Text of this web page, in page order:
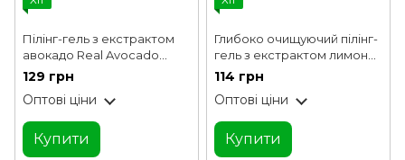
Пілінг-гель з екстрактом
авокадо Real Avocado
Deep Clear Peeling Gel
FarmStay 100 мл
129 грн
Оптові ціни
Купити
Глибоко очищуючий пілінг-
гель з екстрактом лимона
Real Lemon Deep Clear
Peeling Gel FarmStay 100
мл
114 грн
Оптові ціни
Купити